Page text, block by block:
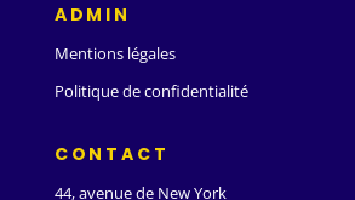
ADMIN
Mentions légales
Politique de confidentialité
CONTACT
44, avenue de New York